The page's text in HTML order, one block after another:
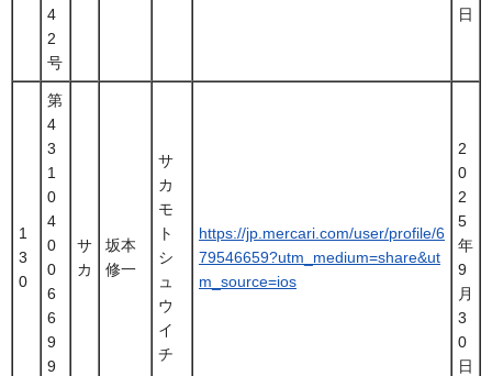
4
2
号
日
1
3
0
第
4
3
1
0
4
0
0
6
6
9
9
サ
カ
坂本
修一
サ
カ
モ
ト
シ
ュ
ウ
イ
チ
https://jp.mercari.com/user/profile/6
79546659?utm_medium=share&ut
m_source=ios
2
0
2
5
年
9
月
3
0
日